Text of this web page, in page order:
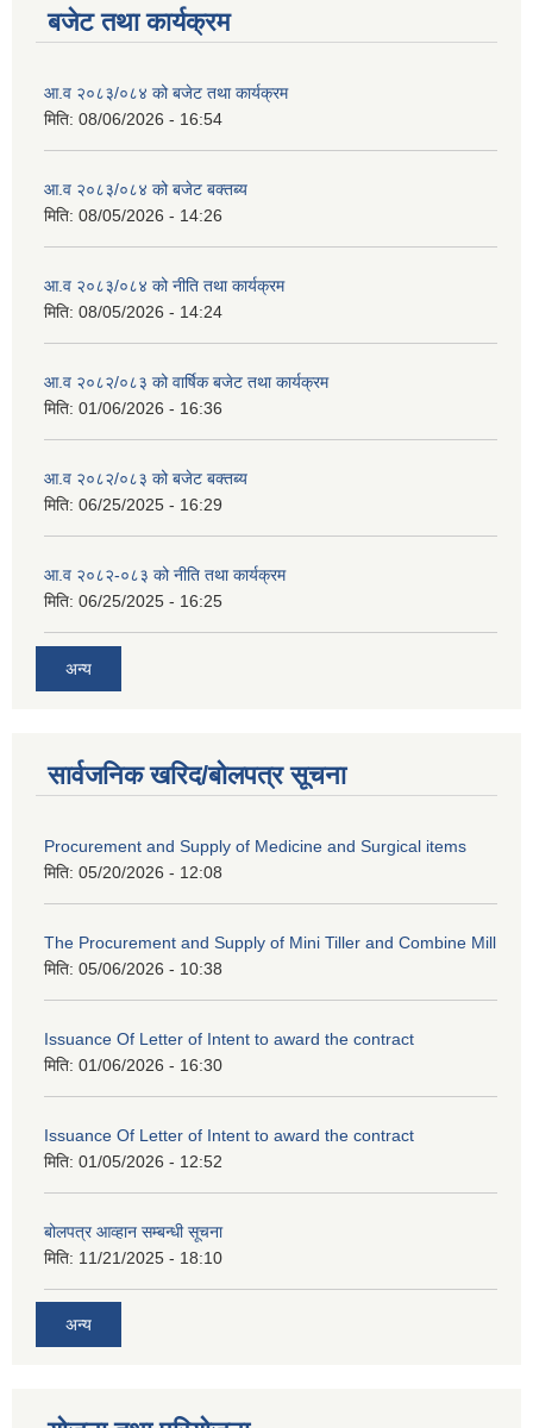
बजेट तथा कार्यक्रम
आ.व २०८३/०८४ को बजेट तथा कार्यक्रम
मिति: 08/06/2026 - 16:54
आ.व २०८३/०८४ को बजेट बक्तब्य
मिति: 08/05/2026 - 14:26
आ.व २०८३/०८४ को नीति तथा कार्यक्रम
मिति: 08/05/2026 - 14:24
आ.व २०८२/०८३ को वार्षिक बजेट तथा कार्यक्रम
मिति: 01/06/2026 - 16:36
आ.व २०८२/०८३ को बजेट बक्तब्य
मिति: 06/25/2025 - 16:29
आ.व २०८२-०८३ को नीति तथा कार्यक्रम
मिति: 06/25/2025 - 16:25
अन्य
सार्वजनिक खरिद/बोलपत्र सूचना
Procurement and Supply of Medicine and Surgical items
मिति: 05/20/2026 - 12:08
The Procurement and Supply of Mini Tiller and Combine Mill
मिति: 05/06/2026 - 10:38
Issuance Of Letter of Intent to award the contract
मिति: 01/06/2026 - 16:30
Issuance Of Letter of Intent to award the contract
मिति: 01/05/2026 - 12:52
बोलपत्र आव्हान सम्बन्धी सूचना
मिति: 11/21/2025 - 18:10
अन्य